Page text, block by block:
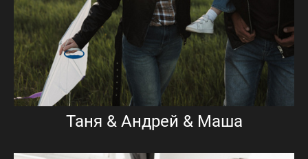
Таня & Андрей & Маша